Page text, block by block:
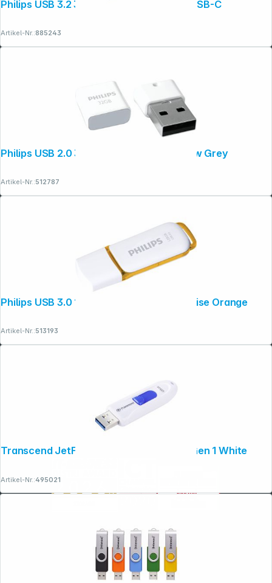
Philips USB 3.2 32GB Click Series Gen 1 USB-C
Artikel-Nr.:885243
Philips USB 2.0 32GB Pico Edition Shadow Grey
Artikel-Nr.:512787
Philips USB 3.0 128GB Snow Edition Sunrise Orange
Artikel-Nr.:513193
Transcend JetFlash 790 128GB USB 3.1 Gen 1 White
Artikel-Nr.:495021
Copyright © 2001 - 2026 dexxIT. Alle Rechte vorbehalten.